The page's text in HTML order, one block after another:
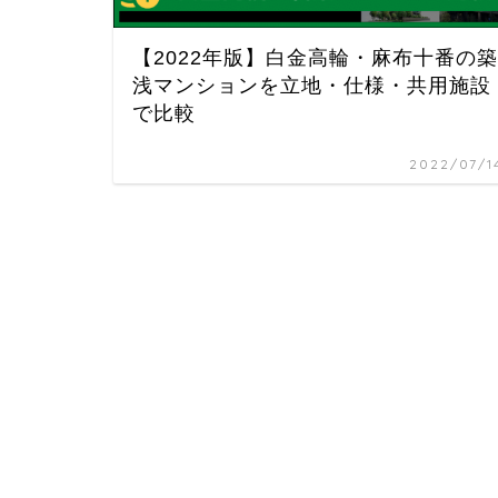
【2022年版】白金高輪・麻布十番の築
浅マンションを立地・仕様・共用施設
で比較
2022/07/